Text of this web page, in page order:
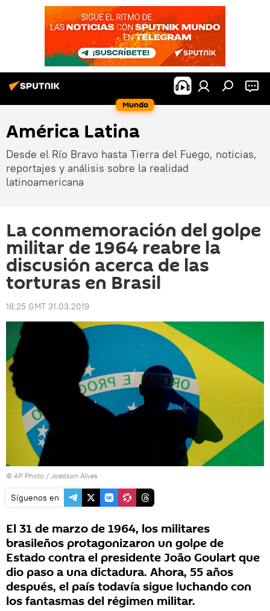
Mundo
América Latina
Desde el Río Bravo hasta Tierra del Fuego, noticias,
reportajes y análisis sobre la realidad
latinoamericana
La conmemoración del golpe
militar de 1964 reabre la
discusión acerca de las
torturas en Brasil
18:25 GMT 31.03.2019
© AP Photo / Joedson Alves
Síguenos en
El 31 de marzo de 1964, los militares
brasileños protagonizaron un golpe de
Estado contra el presidente João Goulart que
dio paso a una dictadura. Ahora, 55 años
después, el país todavía sigue luchando con
los fantasmas del régimen militar.